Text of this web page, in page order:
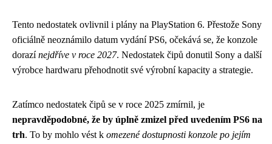
Tento nedostatek ovlivnil i plány na PlayStation 6. Přestože Sony
oficiálně neoznámilo datum vydání PS6, očekává se, že konzole
dorazínejdříve v roce 2027. Nedostatek čipů donutil Sony a další
výrobce hardwaru přehodnotit své výrobní kapacity a strategie.
Zatímco nedostatek čipů se v roce 2025 zmírnil, je
nepravděpodobné, že by úplně zmizel před uvedením PS6 na
trh. To by mohlo vést k omezené dostupnosti konzole po jejím